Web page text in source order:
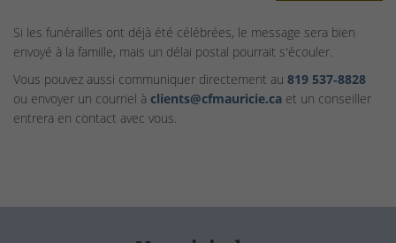
Si les funérailles ont déjà été célébrées, le message sera bien
envoyé à la famille, mais un délai postal pourrait s'écouler.
Vous pouvez aussi communiquer directement au 819 537‑8828
ou envoyer un courriel à clients@cfmauricie.ca et un conseiller
entrera en contact avec vous.